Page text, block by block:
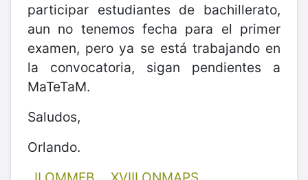
participar estudiantes de bachillerato,
aun no tenemos fecha para el primer
examen, pero ya se está trabajando en
la convocatoria, sigan pendientes a
MaTeTaM.
Saludos,
Orlando.